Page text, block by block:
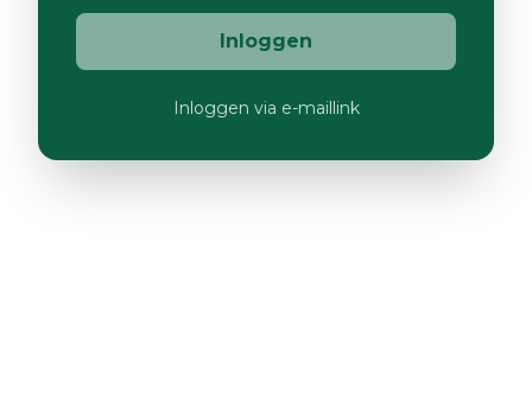
Inloggen
Inloggen via e-maillink